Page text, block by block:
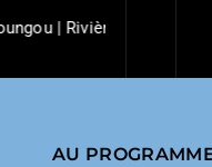
| Rivière | 2023 | Label
AU